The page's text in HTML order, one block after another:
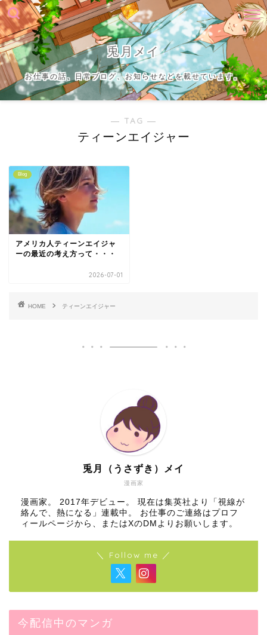
兎月メイ
お仕事の話、日常ブログ、お知らせなどを載せています。
― TAG ―
ティーンエイジャー
Blog
アメリカ人ティーンエイジャ
ーの最近の考え方って・・・
2026-07-01
HOME ティーンエイジャー
漫画家
兎月（うさずき）メイ
漫画家。 2017年デビュー。 現在は集英社より「視線が
絡んで、熱になる」連載中。 お仕事のご連絡はプロフ
ィールページから、またはXのDMよりお願いします。
＼ Follow me ／
今配信中のマンガ